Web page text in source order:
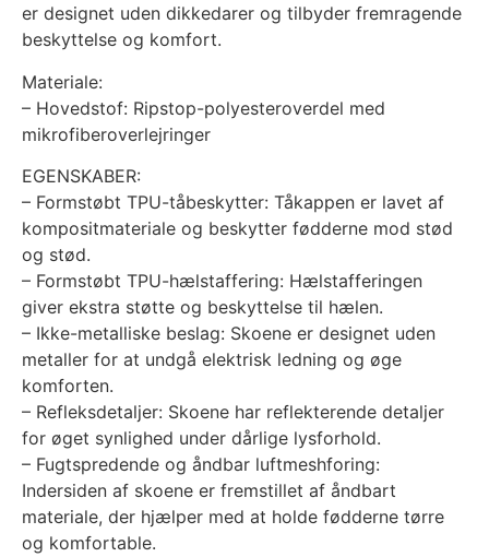
er designet uden dikkedarer og tilbyder fremragende
beskyttelse og komfort.
Materiale:
– Hovedstof: Ripstop-polyesteroverdel med
mikrofiberoverlejringer
EGENSKABER:
– Formstøbt TPU-tåbeskytter: Tåkappen er lavet af
kompositmateriale og beskytter fødderne mod stød
og stød.
– Formstøbt TPU-hælstaffering: Hælstafferingen
giver ekstra støtte og beskyttelse til hælen.
– Ikke-metalliske beslag: Skoene er designet uden
metaller for at undgå elektrisk ledning og øge
komforten.
– Refleksdetaljer: Skoene har reflekterende detaljer
for øget synlighed under dårlige lysforhold.
– Fugtspredende og åndbar luftmeshforing:
Indersiden af skoene er fremstillet af åndbart
materiale, der hjælper med at holde fødderne tørre
og komfortable.